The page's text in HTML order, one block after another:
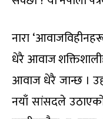
नारा
धेरै आवाज
आवाज धेरै जान्छ ।
नयाँ सांसदले उठाएको